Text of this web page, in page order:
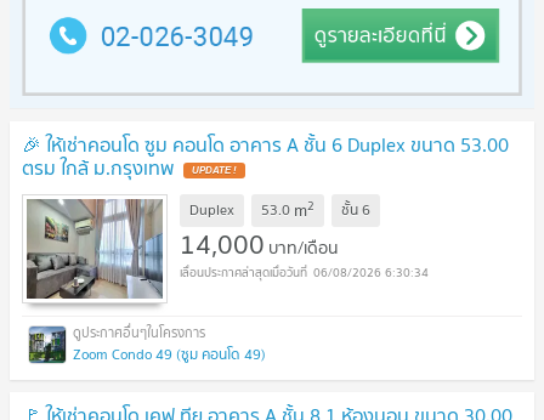
🎉 ให้เช่าคอนโด ซูม คอนโด อาคาร A ชั้น 6 Duplex ขนาด 53.00
ตรม ใกล้ ม.กรุงเทพ
Duplex 53.0 m2 ชั้น6
14,000 บาท/เดือน
06/08/2026 6:30:34
Zoom Condo 49 (ซูม คอนโด 49)